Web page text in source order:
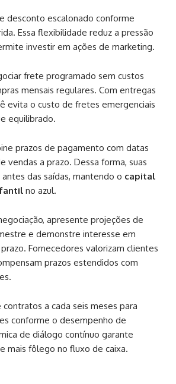
desconto escalonado conforme
Essa flexibilidade reduz a pressão
investir em ações de marketing.
frete programado sem custos
mensais regulares. Com entregas
evita o custo de fretes emergenciais
equilibrado.
prazos de pagamento com datas
vendas a prazo. Dessa forma, suas
das saídas, mantendo o capital
no azul.
apresente projeções de
e demonstre interesse em
Fornecedores valorizam clientes
prazos estendidos com
a cada seis meses para
conforme o desempenho de
de diálogo contínuo garante
mais fôlego no fluxo de caixa.